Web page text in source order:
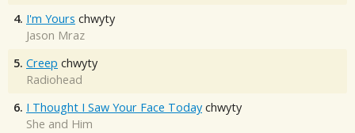
4. I'm Yours chwyty
Jason Mraz
5. Creep chwyty
Radiohead
6. I Thought I Saw Your Face Today chwyty
She and Him